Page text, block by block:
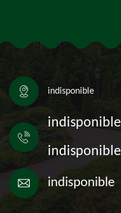
indisponible
indisponible
indisponible
indisponible